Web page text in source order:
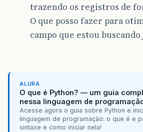
trazendo os registros de
O que posso fazer para
campo que estou buscando
ALURA
O que é Python? — um guia
nessa linguagem de
Acesse agora o guia sobre Python e
linguagem de programação: o que é e
sintaxe e como iniciar nela!